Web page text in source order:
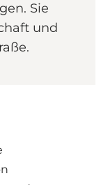
Sie
und